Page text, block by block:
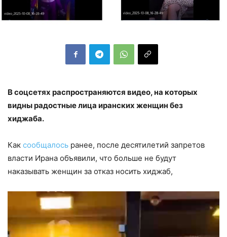
В соцсетях распространяются видео, на которых
видны радостные лица иранских женщин без
хиджаба.
Как сообщалось ранее, после десятилетий запретов
власти Ирана объявили, что больше не будут
наказывать женщин за отказ носить хиджаб,